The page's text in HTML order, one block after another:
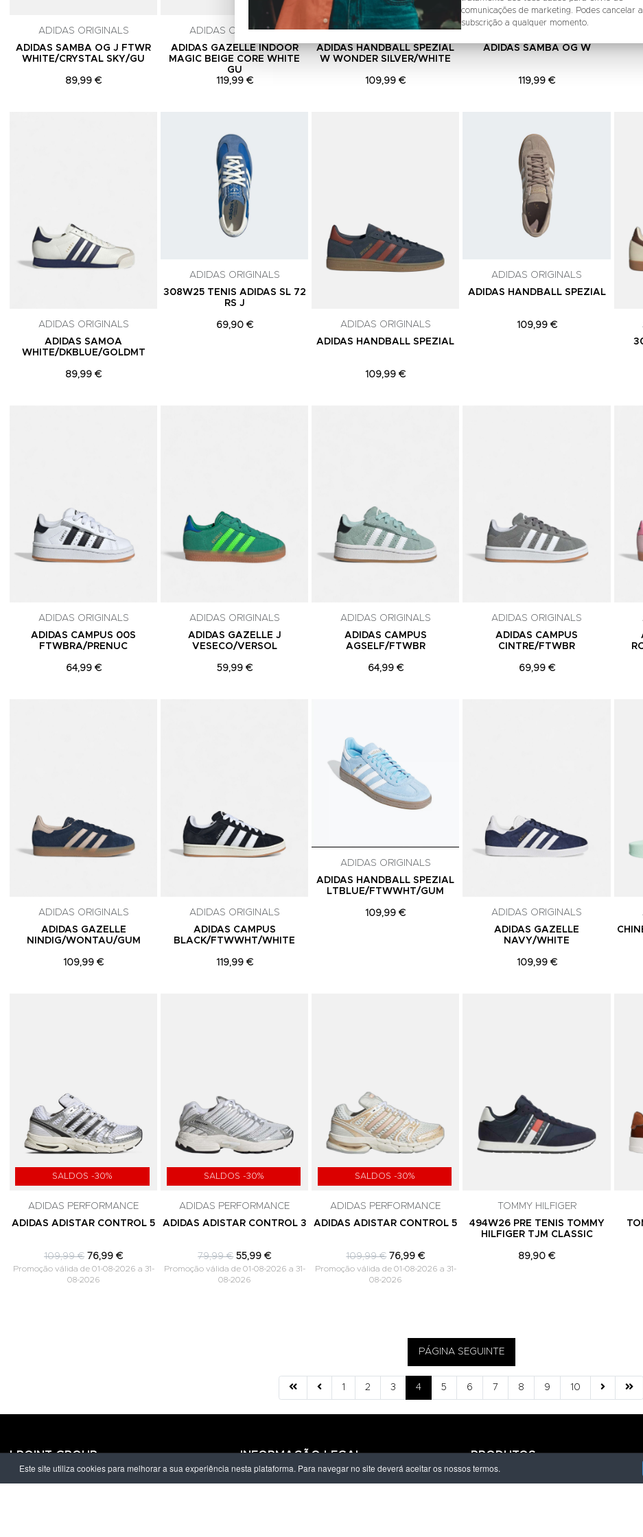
ADIDAS ORIGINALS
ADIDAS SAMBA OG J FTWR
WHITE/CRYSTAL SKY/GU
89,99 €
ADIDAS ORIGINALS
ADIDAS GAZELLE INDOOR
MAGIC BEIGE CORE WHITE
GU
119,99 €
ADIDAS ORIGINALS
ADIDAS HANDBALL SPEZIAL
W WONDER SILVER/WHITE
109,99 €
ADIDAS SAMBA OG W
119,99 €
ADIDAS ORIGINALS
ADIDAS SAMOA
WHITE/DKBLUE/GOLDMT
89,99 €
ADIDAS ORIGINALS
308W25 TENIS ADIDAS SL 72
RS J
69,90 €
ADIDAS ORIGINALS
ADIDAS HANDBALL SPEZIAL
109,99 €
ADIDAS ORIGINALS
ADIDAS HANDBALL SPEZIAL
109,99 €
ADIDAS ORIGINALS
ADIDAS CAMPUS 00S
FTWBRA/PRENUC
64,99 €
ADIDAS ORIGINALS
ADIDAS GAZELLE J
VESECO/VERSOL
59,99 €
ADIDAS ORIGINALS
ADIDAS CAMPUS
AGSELF/FTWBR
64,99 €
ADIDAS ORIGINALS
ADIDAS CAMPUS
CINTRE/FTWBR
69,99 €
ADIDAS ORIGINALS
ADIDAS GAZELLE
NINDIG/WONTAU/GUM
109,99 €
ADIDAS ORIGINALS
ADIDAS CAMPUS
BLACK/FTWWHT/WHITE
119,99 €
ADIDAS ORIGINALS
ADIDAS HANDBALL SPEZIAL
LTBLUE/FTWWHT/GUM
109,99 €
ADIDAS ORIGINALS
ADIDAS GAZELLE
NAVY/WHITE
109,99 €
SALDOS -30%
ADIDAS PERFORMANCE
ADIDAS ADISTAR CONTROL 5
109,99 € 76,99 €
Promoção válida de 01-08-2026 a 31-
08-2026
SALDOS -30%
ADIDAS PERFORMANCE
ADIDAS ADISTAR CONTROL 3
79,99 € 55,99 €
Promoção válida de 01-08-2026 a 31-
08-2026
SALDOS -30%
ADIDAS PERFORMANCE
ADIDAS ADISTAR CONTROL 5
109,99 € 76,99 €
Promoção válida de 01-08-2026 a 31-
08-2026
TOMMY HILFIGER
494W26 PRE TENIS TOMMY
HILFIGER TJM CLASSIC
89,90 €
PÁGINA SEGUINTE
1 2 3 4 5 6 7 8 9 10
LPOINT GROUP
Sobre Nós
INFORMAÇÃO LEGAL
Política de Privacidade
PRODUTOS
Homem
comunicações de marketing. Podes cancelar a
subscrição a qualquer momento.
Este site utiliza cookies para melhorar a sua experiência nesta plataforma. Para navegar no site deverá aceitar os nossos termos.